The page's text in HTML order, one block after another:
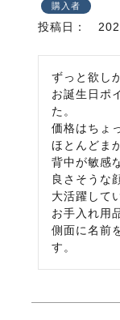
購入者
投稿日
ずっと欲し
お誕生日ポ
た。
価格はちょ
ほとんどま
背中が敏感
良さそうな
大活躍して
お手入れ用
側面に名前
す。